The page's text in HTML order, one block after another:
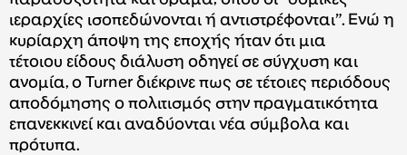
ιεραρχίες ισοπεδώνονται ή αντιστρέφονται”. Ενώ η
κυρίαρχη άποψη της εποχής ήταν ότι μια
τέτοιου είδους διάλυση οδηγεί σε σύγχυση και
ανομία, ο Turner διέκρινε πως σε τέτοιες περιόδους
αποδόμησης ο πολιτισμός στην πραγματικότητα
επανεκκινεί και αναδύονται νέα σύμβολα και
πρότυπα.